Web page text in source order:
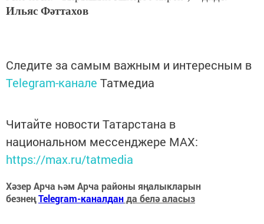
Ильяс Фәттахов
Следите за самым важным и интересным в
Telegram-канале Татмедиа
Читайте новости Татарстана в
национальном мессенджере MАХ:
https://max.ru/tatmedia
Хәзер Арча һәм Арча районы яңалыкларын
безнеңTelegram-каналданда белә аласыз